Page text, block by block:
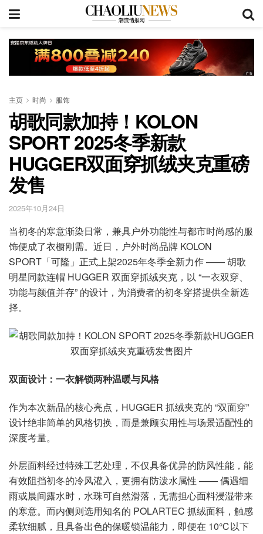
主页 时尚 服饰
胡歌同款加持！KOLON
SPORT 2025冬季新款
HUGGER双面穿抓绒夹克重磅
发售
2025年10月24日
当初冬的寒意渐染日常，兼具户外功能性与都市时尚感的服
饰便成了衣橱刚需。近日，户外时尚品牌 KOLON
SPORT「可隆」正式上架2025年冬季全新力作 —— 胡歌
明星同款连帽 HUGGER 双面穿抓绒夹克，以 “一衣双穿、
功能与颜值并存” 的设计，为消费者的初冬穿搭提供全新选
择。
双面设计：一衣解锁两种温暖与风格
作为本次新品的核心亮点，HUGGER 抓绒夹克的 “双面穿”
设计绝非简单的风格切换，而是兼顾实用性与场景适配性的
深度考量。
外层面料经过特殊工艺处理，不仅具备优异的防风性能，能
有效阻挡初冬的冷风灌入，更拥有防泼水属性 —— 偶遇细
雨或晨间露水时，水珠可自然滑落，无需担心面料浸湿带来
的寒意。而内侧则选用知名的 POLARTEC 抓绒面料，触感
柔软细腻，且具备出色的保暖锁温能力，即便在 10℃以下